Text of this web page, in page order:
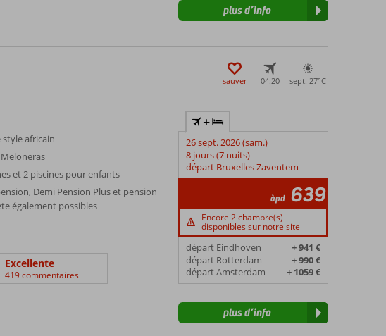
plus d’info
sauver 04:20 sept. 27°C
style africain
et 2 piscines pour enfants
Demi Pension Plus et pension
également possibles
Excellente
419 commentaires
+
26 sept. 2026 (sam.)
8 jours (7 nuits)
départ Bruxelles Zaventem
àpd 639
Encore 2 chambre(s)
disponibles sur notre site
départ Eindhoven
+ 941 €
départ Rotterdam
+ 990 €
départ Amsterdam
+ 1059 €
plus d’info